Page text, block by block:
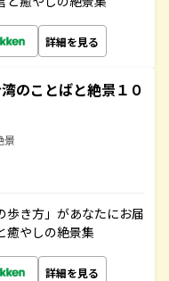
詳細を見る
のことばと絶景１０
景
歩き方」があなたにお届
癒やしの絶景集
詳細を見る